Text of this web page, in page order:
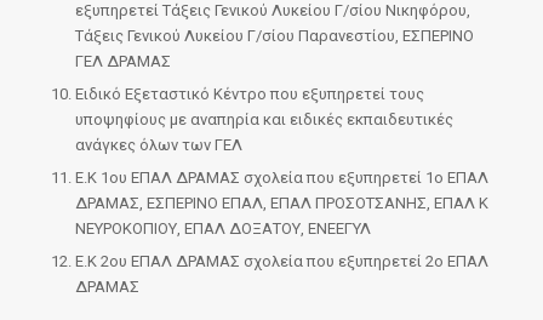
εξυπηρετεί Τάξεις Γενικού Λυκείου Γ/σίου Νικηφόρου,
Τάξεις Γενικού Λυκείου Γ/σίου Παρανεστίου, ΕΣΠΕΡΙΝΟ
ΓΕΛ ΔΡΑΜΑΣ
Ειδικό Εξεταστικό Κέντρο που εξυπηρετεί τους
υποψηφίους με αναπηρία και ειδικές εκπαιδευτικές
ανάγκες όλων των ΓΕΛ
Ε.Κ 1ου ΕΠΑΛ ΔΡΑΜΑΣ σχολεία που εξυπηρετεί 1ο ΕΠΑΛ
ΔΡΑΜΑΣ, ΕΣΠΕΡΙΝΟ ΕΠΑΛ, ΕΠΑΛ ΠΡΟΣΟΤΣΑΝΗΣ, ΕΠΑΛ Κ
ΝΕΥΡΟΚΟΠΙΟΥ, ΕΠΑΛ ΔΟΞΑΤΟΥ, ΕΝΕΕΓΥΛ
Ε.Κ 2ου ΕΠΑΛ ΔΡΑΜΑΣ σχολεία που εξυπηρετεί 2ο ΕΠΑΛ
ΔΡΑΜΑΣ